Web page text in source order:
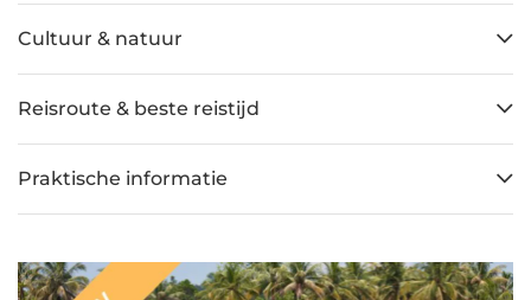
Cultuur & natuur
Reisroute & beste reistijd
Praktische informatie